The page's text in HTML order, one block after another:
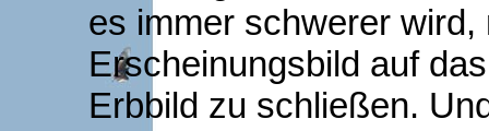
es immer schwerer wird,
Erscheinungsbild auf
Erbbild zu schließen.